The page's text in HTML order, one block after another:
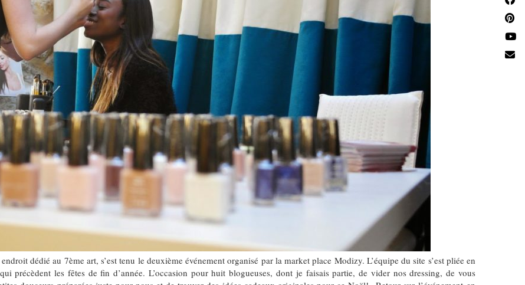
dédié au 7ème art, s’est tenu le deuxième événement organisé par la market place Modizy. L’équipe du site s’est pliée en
précèdent les fêtes de fin d’année. L’occasion pour huit blogueuses, dont je faisais partie, de vider nos dressing, de vous